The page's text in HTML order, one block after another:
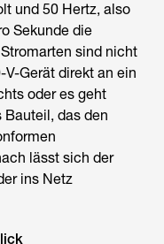
und 50 Hertz, also
Sekunde die
sind nicht
Gerät direkt an ein
oder es geht
Bauteil, das den
lässt sich der
ins Netz